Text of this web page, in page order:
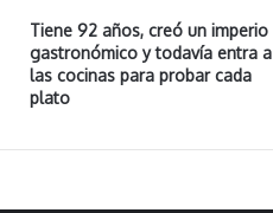
Tiene 92 años, creó un imperio
gastronómico y todavía entra a
las cocinas para probar cada
plato